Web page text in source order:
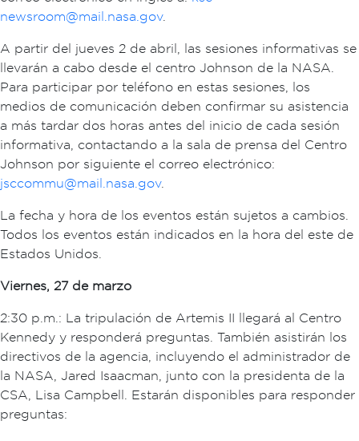
newsroom@mail.nasa.gov.
A partir del jueves 2 de abril, las sesiones informativas se
llevarán a cabo desde el centro Johnson de la NASA.
Para participar por teléfono en estas sesiones, los
medios de comunicación deben confirmar su asistencia
a más tardar dos horas antes del inicio de cada sesión
informativa, contactando a la sala de prensa del Centro
Johnson por siguiente el correo electrónico:
jsccommu@mail.nasa.gov.
La fecha y hora de los eventos están sujetos a cambios.
Todos los eventos están indicados en la hora del este de
Estados Unidos.
Viernes, 27 de marzo
2:30 p.m.: La tripulación de Artemis II llegará al Centro
Kennedy y responderá preguntas. También asistirán los
directivos de la agencia, incluyendo el administrador de
la NASA, Jared Isaacman, junto con la presidenta de la
CSA, Lisa Campbell. Estarán disponibles para responder
preguntas: